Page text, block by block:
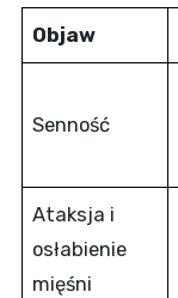
Objaw
Senność
Ataksja i
osłabienie
mięśni